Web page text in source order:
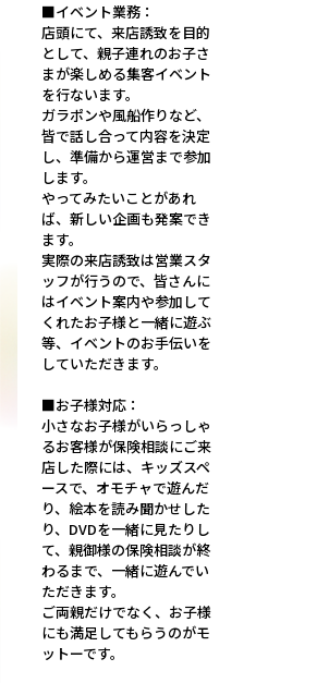
■イベント業務：
店頭にて、来店誘致を目的
として、親子連れのお子さ
まが楽しめる集客イベント
を行ないます。
ガラポンや風船作りなど、
皆で話し合って内容を決定
し、準備から運営まで参加
します。
やってみたいことがあれ
ば、新しい企画も発案でき
ます。
実際の来店誘致は営業スタ
ッフが行うので、皆さんに
はイベント案内や参加して
くれたお子様と一緒に遊ぶ
等、イベントのお手伝いを
していただきます。
■お子様対応：
小さなお子様がいらっしゃ
るお客様が保険相談にご来
店した際には、キッズスペ
ースで、オモチャで遊んだ
り、絵本を読み聞かせした
り、DVDを一緒に見たりし
て、親御様の保険相談が終
わるまで、一緒に遊んでい
ただきます。
ご両親だけでなく、お子様
にも満足してもらうのがモ
ットーです。